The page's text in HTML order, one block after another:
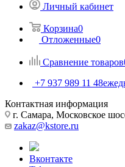
Личный кабинет
Корзина0
Отложенные0
Сравнение товаров
+7 937 989 11 48
Контактная информация
г. Самара, Московское
zakaz@kstore.ru
Вконтакте